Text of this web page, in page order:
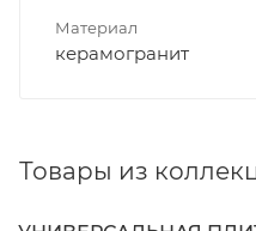
Материал
керамогранит
Товары из